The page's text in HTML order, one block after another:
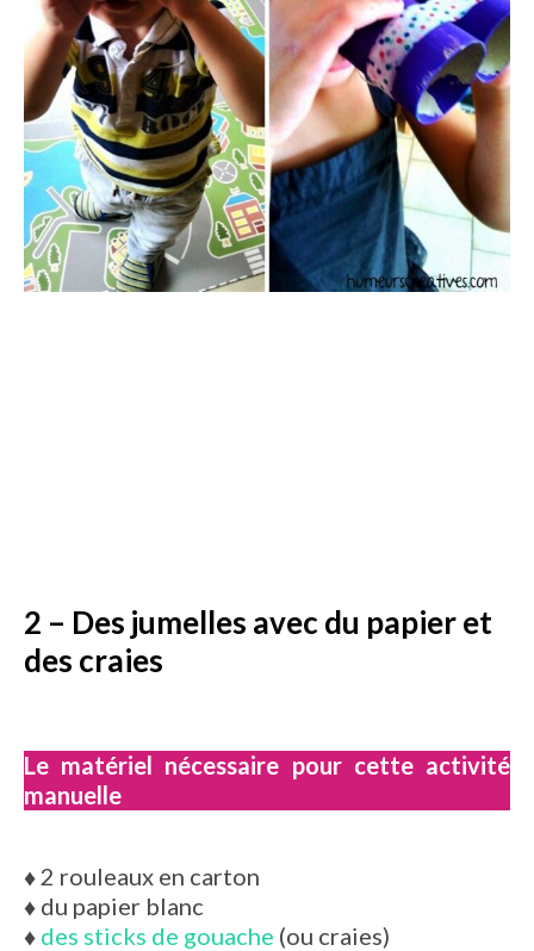
2 – Des jumelles avec du papier et
des craies
Le matériel nécessaire pour cette activité
manuelle
♦ 2 rouleaux en carton
♦ du papier blanc
♦ des sticks de gouache (ou craies)